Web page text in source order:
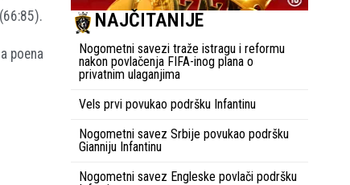
poena
NAJČITANIJE
Nogometni savezi traže istragu i reformu
nakon povlačenja FIFA-inog plana o
privatnim ulaganjima
Vels prvi povukao podršku Infantinu
Nogometni savez Srbije povukao podršku
Gianniju Infantinu
Nogometni savez Engleske povlači podršku